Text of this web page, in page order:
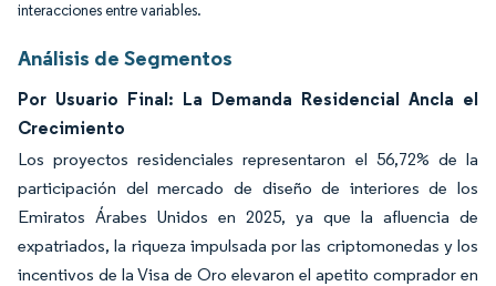
interacciones entre variables.
Análisis de Segmentos
Por Usuario Final: La Demanda Residencial Ancla el
Crecimiento
Los proyectos residenciales representaron el 56,72% de la
participación del mercado de diseño de interiores de los
Emiratos Árabes Unidos en 2025, ya que la afluencia de
expatriados, la riqueza impulsada por las criptomonedas y los
incentivos de la Visa de Oro elevaron el apetito comprador en